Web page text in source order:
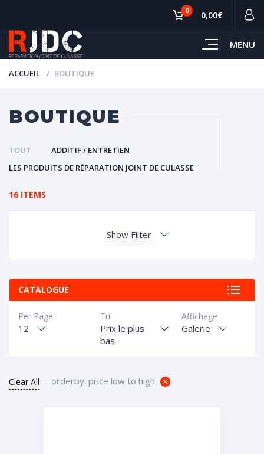
MENU
0 0,00€
ACCUEIL BOUTIQUE
BOUTIQUE
TOUT
ADDITIF / ENTRETIEN
LES PRODUITS DE RÉPARATION JOINT DE CULASSE
16 ITEMS
Show Filter
CATALOGUE
Affichage
Galerie
Tri
Prix le plus
bas
Per Page
12
Clear All orderby: price low to high